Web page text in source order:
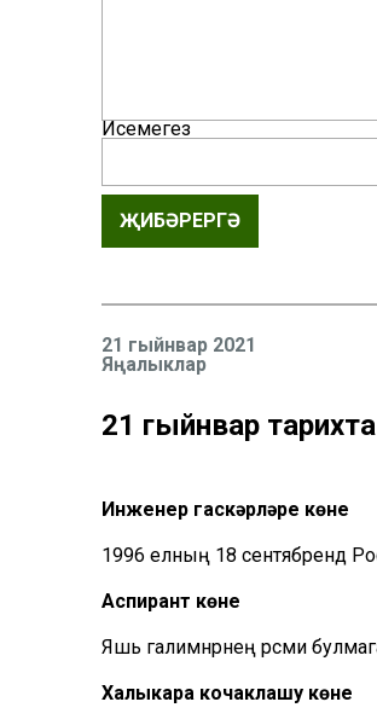
Исемегез
ҖИБӘРЕРГӘ
21 гыйнвар 2021
Яңалыклар
21 гыйнвар тарихта
Инженер гаскәрләре көне
1996 елның 18 сентябрендә
Аспирант көне
Яшь галимнәрнең рәсми
Халыкара кочаклашу көне